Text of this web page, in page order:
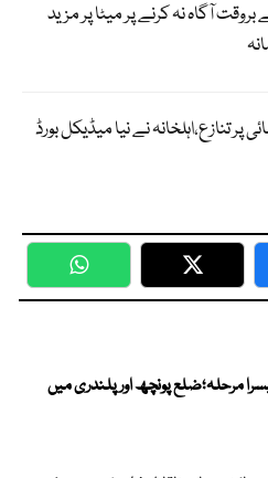
آگاہ نہ کرنے پر میٹا پر مزید
پر تنازع،اہلخانہ نے نیا میڈیکل بورڈ
WhatsApp Twitter
مرحلہ؛ضلع پونچھ اور پلندری میں